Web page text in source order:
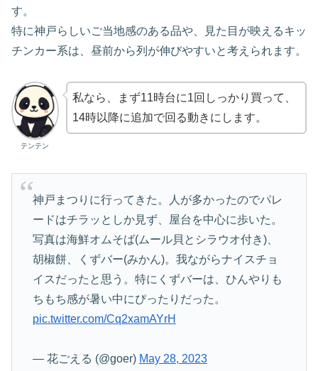
す。
特に神戸らしいご当地感のある品や、見た目が映えるキッ
チンカー系は、昼前から列が伸びやすいと考えられます。
テンテン
私なら、まず11時台に1回しっかり買って、
14時以降に追加で回る動きにします。
神戸まつりに行ってきた。人が多かったのでパレ
ードはチラッとしか見ず、屋台を中心に歩いた。
写真は海鮮オムそば(ムール貝とシラウオ付き)、
胡椒餅、くずバー(みかん)。我ながらナイスチョ
イスだったと思う。特にくずバーは、ひんやりも
ちもち感が暑い中にぴったりだった。
pic.twitter.com/Cq2xamAYrH
— 花ごえる (@goer) May 28, 2023